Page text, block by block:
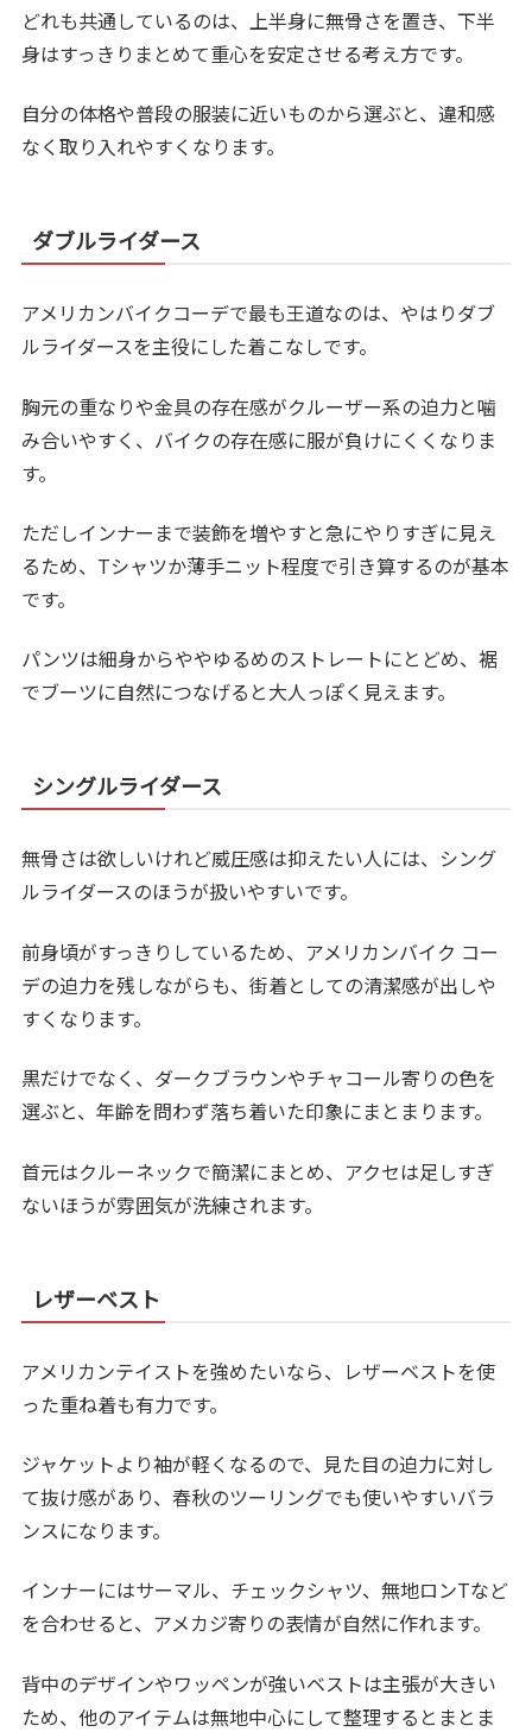
どれも共通しているのは、上半身に無骨さを置き、下半
身はすっきりまとめて重心を安定させる考え方です。
自分の体格や普段の服装に近いものから選ぶと、違和感
なく取り入れやすくなります。
ダブルライダース
アメリカンバイクコーデで最も王道なのは、やはりダブ
ルライダースを主役にした着こなしです。
胸元の重なりや金具の存在感がクルーザー系の迫力と噛
み合いやすく、バイクの存在感に服が負けにくくなりま
す。
ただしインナーまで装飾を増やすと急にやりすぎに見え
るため、Tシャツか薄手ニット程度で引き算するのが基本
です。
パンツは細身からややゆるめのストレートにとどめ、裾
でブーツに自然につなげると大人っぽく見えます。
シングルライダース
無骨さは欲しいけれど威圧感は抑えたい人には、シング
ルライダースのほうが扱いやすいです。
前身頃がすっきりしているため、アメリカンバイク コー
デの迫力を残しながらも、街着としての清潔感が出しや
すくなります。
黒だけでなく、ダークブラウンやチャコール寄りの色を
選ぶと、年齢を問わず落ち着いた印象にまとまります。
首元はクルーネックで簡潔にまとめ、アクセは足しすぎ
ないほうが雰囲気が洗練されます。
レザーベスト
アメリカンテイストを強めたいなら、レザーベストを使
った重ね着も有力です。
ジャケットより袖が軽くなるので、見た目の迫力に対し
て抜け感があり、春秋のツーリングでも使いやすいバラ
ンスになります。
インナーにはサーマル、チェックシャツ、無地ロンTなど
を合わせると、アメカジ寄りの表情が自然に作れます。
背中のデザインやワッペンが強いベストは主張が大きい
ため、他のアイテムは無地中心にして整理するとまとま